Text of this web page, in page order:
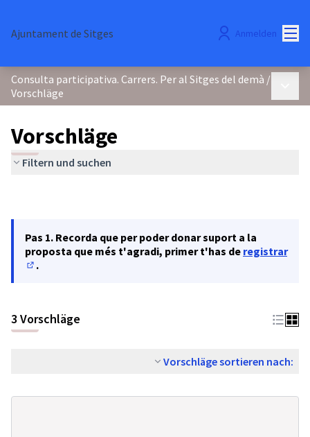
Ajuntament de Sitges Anmelden
Consulta participativa. Carrers. Per al Sitges del demà /
Vorschläge
Vorschläge
Filtern und suchen
Pas 1. Recorda que per poder donar suport a la
proposta que més t'agradi, primer t'has de registrar
.
3 Vorschläge
Vorschläge sortieren nach: